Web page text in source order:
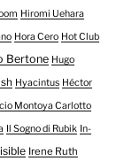
Hiromi Uehara
Hora Cero Hot Club
Bertone Hugo
Hyacintus Héctor
Montoya Carlotto
Il Sogno di Rubik In-
Irene Ruth